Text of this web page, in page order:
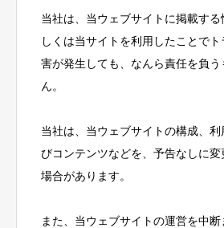
当社は、当ウェブサイトに掲載する
しくは当サイトを利用したことで
害が発生しても、なんら責任を負
ん。
当社は、当ウェブサイトの構成、利
びコンテンツなどを、予告なしに
場合があります。
また、当ウェブサイトの運営を中